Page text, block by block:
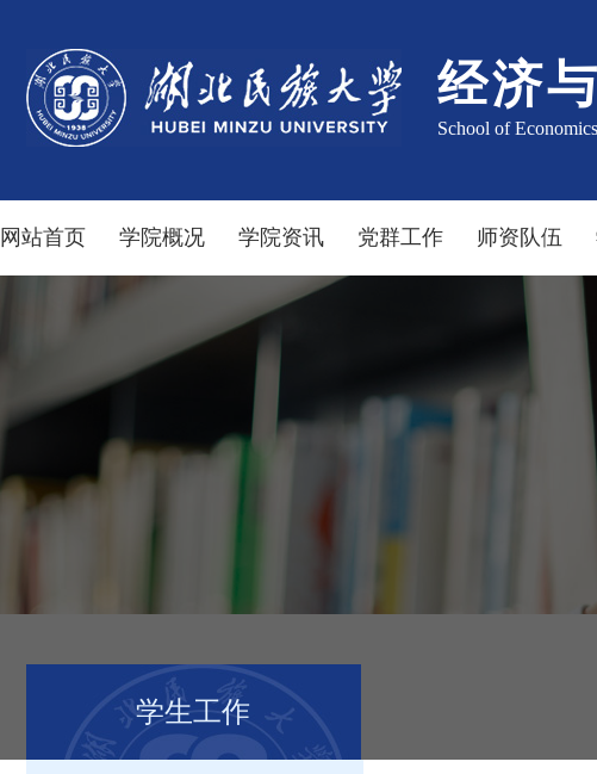
经济
School of
网站首页 学院概况 学院资讯 党群工作 师资队伍
学生工作